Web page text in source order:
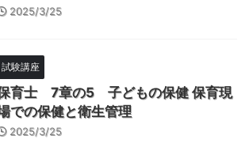
2025/3/25
試験講座
育士 7章の5 子どもの保健 保育現
での保健と衛生管理
2025/3/25